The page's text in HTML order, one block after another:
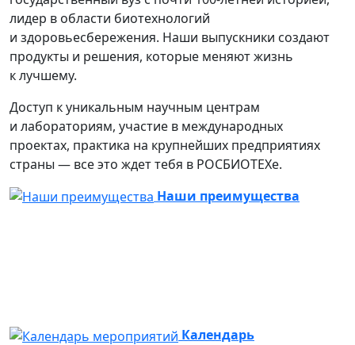
лидер в области биотехнологий
и здоровьесбережения. Наши выпускники создают
продукты и решения, которые меняют жизнь
к лучшему.
Доступ к уникальным научным центрам
и лабораториям, участие в международных
проектах, практика на крупнейших предприятиях
страны — все это ждет тебя в РОСБИОТЕХе.
Наши преимущества
Календарь